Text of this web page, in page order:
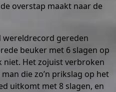
overstap maakt naar de
wereldrecord gereden
beuker met 6 slagen op
niet. Het zojuist verbroken
die zo’n prikslag op het
uitkomt met 8 slagen, en